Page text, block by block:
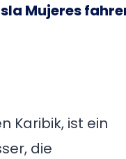
Mujeres
Karibik, ist ein
die